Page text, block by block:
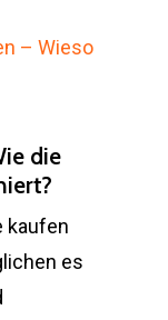
– Wieso
die
kaufen
es